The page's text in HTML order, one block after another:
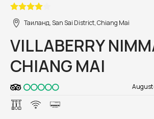
Таиланд, San Sai District, Chiang Mai
VILLABERRY
CHIANG MAI
August